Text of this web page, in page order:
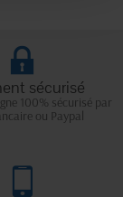
sécurisé
100% sécurisé par
ou Paypal